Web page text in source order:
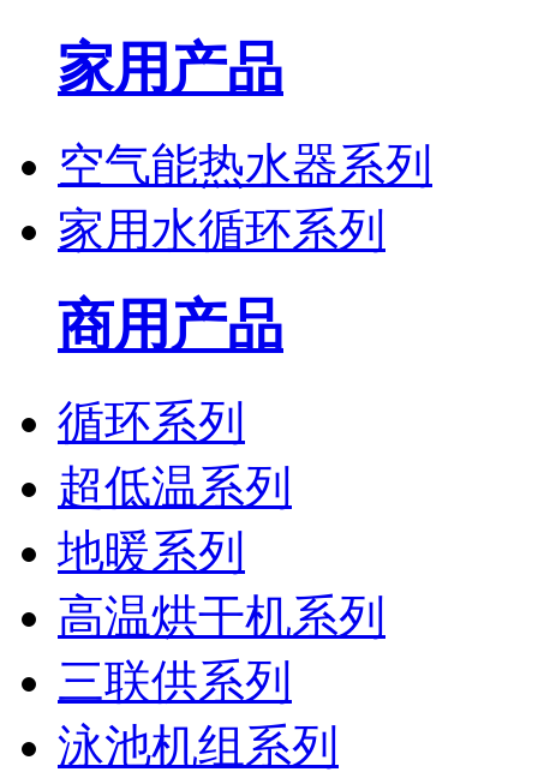
家用产品
空气能热水器系列
家用水循环系列
商用产品
循环系列
超低温系列
地暖系列
高温烘干机系列
三联供系列
泳池机组系列